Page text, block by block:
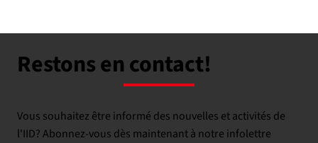
Restons en contact!
Vous souhaitez être informé des nouvelles et activités de
l'IID? Abonnez-vous dès maintenant à notre infolettre